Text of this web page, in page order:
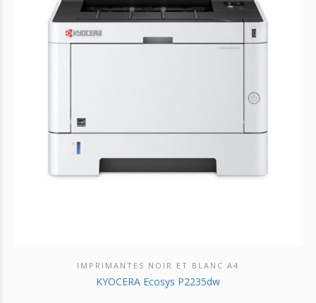
DÉCOUVRIR CE PRODUIT
IMPRIMANTES NOIR ET BLANC A4
KYOCERA Ecosys P2235dw